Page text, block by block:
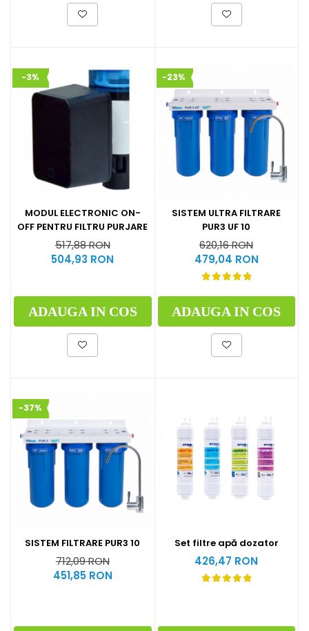
-3%
MODUL ELECTRONIC ON-
OFF PENTRU FILTRU PURJARE
517,88 RON
504,93 RON
ADAUGA IN COS
-23%
SISTEM ULTRA FILTRARE
PUR3 UF 10
620,16 RON
479,04 RON
ADAUGA IN COS
-37%
SISTEM FILTRARE PUR3 10
712,09 RON
451,85 RON
Set filtre apă dozator
426,47 RON